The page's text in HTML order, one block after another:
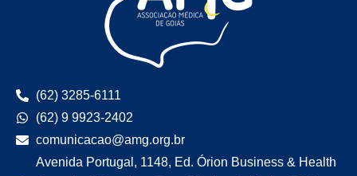
(62) 3285-6111
(62) 9 9923-2402
comunicacao@amg.org.br
Avenida Portugal, 1148, Ed. Órion Business & Health